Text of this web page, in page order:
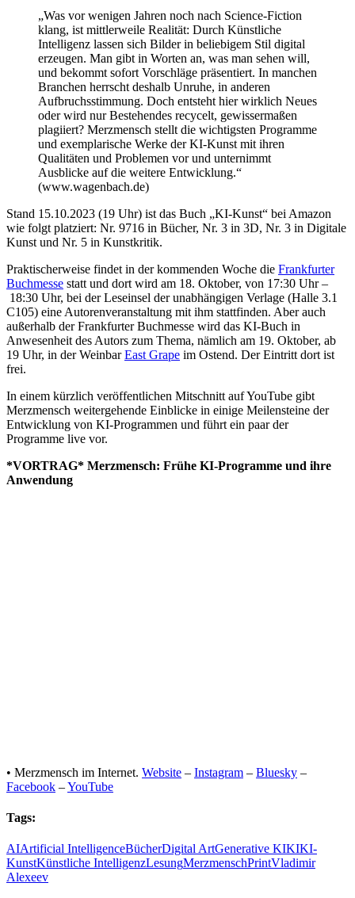
„Was vor wenigen Jahren noch nach Science-Fiction
klang, ist mittlerweile Realität: Durch Künstliche
Intelligenz lassen sich Bilder in beliebigem Stil digital
erzeugen. Man gibt in Worten an, was man sehen will,
und bekommt sofort Vorschläge präsentiert. In manchen
Branchen herrscht deshalb Unruhe, in anderen
Aufbruchsstimmung. Doch entsteht hier wirklich Neues
oder wird nur Bestehendes recycelt, gewissermaßen
plagiiert? Merzmensch stellt die wichtigsten Programme
und exemplarische Werke der KI-Kunst mit ihren
Qualitäten und Problemen vor und unternimmt
Ausblicke auf die weitere Entwicklung.“
(www.wagenbach.de)
Stand 15.10.2023 (19 Uhr) ist das Buch „KI-Kunst“ bei Amazon
wie folgt platziert: Nr. 9716 in Bücher, Nr. 3 in 3D, Nr. 3 in Digitale
Kunst und Nr. 5 in Kunstkritik.
Praktischerweise findet in der kommenden Woche die Frankfurter
Buchmesse statt und dort wird am 18. Oktober, von 17:30 Uhr–
18:30 Uhr, bei derLeseinsel der unabhängigen Verlage (Halle 3.1
C105) eine Autorenveranstaltung mit ihm stattfinden. Aber auch
außerhalb der Frankfurter Buchmesse wird das KI-Buch in
Anwesenheit des Autors zum Thema, nämlich am 19. Oktober, ab
19 Uhr, in der WeinbarEast Grape im Ostend. Der Eintritt dort ist
frei.
In einem kürzlich veröffentlichen Mitschnitt auf YouTube gibt
Merzmensch weitergehende Einblicke in einige Meilensteine der
Entwicklung von KI-Programmen und führt ein paar der
Programme live vor.
*VORTRAG* Merzmensch: Frühe KI-Programme und ihre
Anwendung
• Merzmensch im Internet. Website – Instagram – Bluesky –
Facebook –YouTube
Tags:
AIArtificial IntelligenceBücherDigital ArtGenerative KIKIKI-
KunstKünstliche IntelligenzLesungMerzmenschPrintVladimir
Alexeev